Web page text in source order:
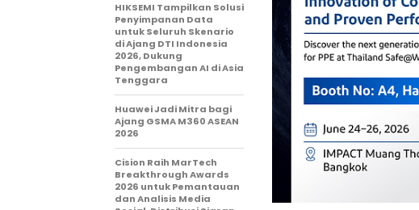
HIKSEMI Tampilkan Solusi
Penyimpanan Data
untuk Seluruh Skenario
di Ajang DTI Indonesia
2026, Dukung
Pengembangan AI di Asia
Tenggara
Huawei Jadi Mitra bagi
Ajang GSMA M360 ASEAN
2026
Cision Raih MarTech
Breakthrough Awards
2026 untuk Pemantauan
dan Analisis Media